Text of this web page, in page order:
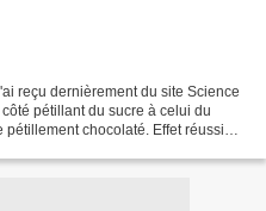
reçu dernièrement du site Science
pétillant du sucre à celui du
chocolaté. Effet réussi